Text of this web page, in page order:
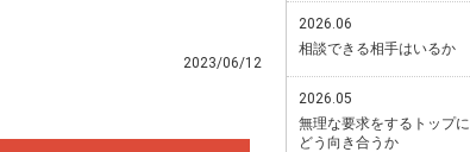
2023/06/12
2026.06
相談できる相手はいるか
2026.05
無理な要求をするトップに
どう向き合うか